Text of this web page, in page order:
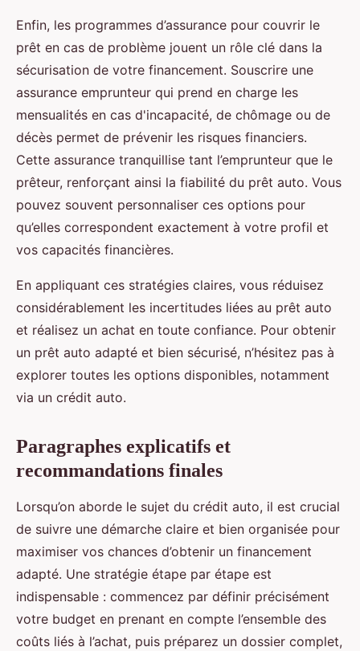
Enfin, les programmes d’assurance pour couvrir le
prêt en cas de problème jouent un rôle clé dans la
sécurisation de votre financement. Souscrire une
assurance emprunteur qui prend en charge les
mensualités en cas d'incapacité, de chômage ou de
décès permet de prévenir les risques financiers.
Cette assurance tranquillise tant l’emprunteur que le
prêteur, renforçant ainsi la fiabilité du prêt auto. Vous
pouvez souvent personnaliser ces options pour
qu’elles correspondent exactement à votre profil et
vos capacités financières.
En appliquant ces stratégies claires, vous réduisez
considérablement les incertitudes liées au prêt auto
et réalisez un achat en toute confiance. Pour obtenir
un prêt auto adapté et bien sécurisé, n’hésitez pas à
explorer toutes les options disponibles, notamment
via un crédit auto.
Paragraphes explicatifs et
recommandations finales
Lorsqu’on aborde le sujet du crédit auto, il est crucial
de suivre une démarche claire et bien organisée pour
maximiser vos chances d’obtenir un financement
adapté. Une stratégie étape par étape est
indispensable : commencez par définir précisément
votre budget en prenant en compte l’ensemble des
coûts liés à l’achat, puis préparez un dossier complet,